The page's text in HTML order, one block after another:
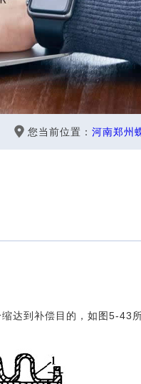
您当前位置： 河南郑州
达到补偿目的，如图5-